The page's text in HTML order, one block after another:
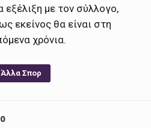
εξέλιξη με τον σύλλογο,
εκείνος θα είναι στη
χρόνια.
Άλλα Σπορ